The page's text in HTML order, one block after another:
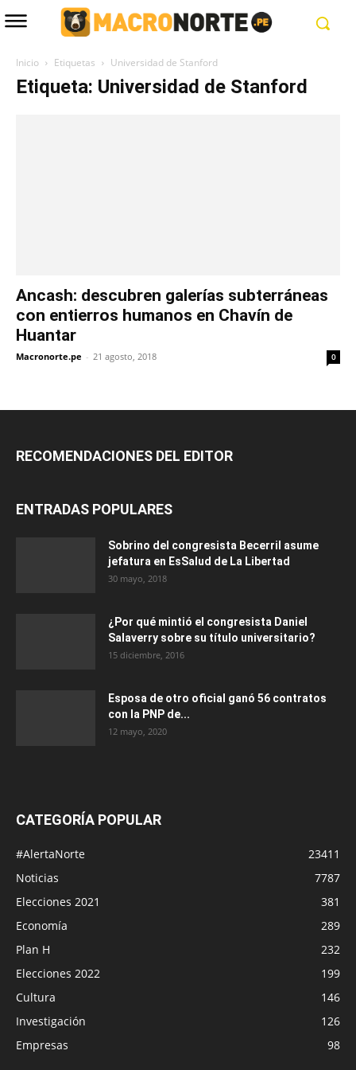
Inicio Etiquetas Universidad de Stanford
Etiqueta: Universidad de Stanford
Ancash: descubren galerías subterráneas
con entierros humanos en Chavín de
Huantar
Macronorte.pe - 21 agosto, 2018 0
RECOMENDACIONES DEL EDITOR
ENTRADAS POPULARES
Sobrino del congresista Becerril asume
jefatura en EsSalud de La Libertad
30 mayo, 2018
¿Por qué mintió el congresista Daniel
Salaverry sobre su título universitario?
15 diciembre, 2016
Esposa de otro oficial ganó 56 contratos
con la PNP de...
12 mayo, 2020
CATEGORÍA POPULAR
#AlertaNorte
23411
Noticias
7787
Elecciones 2021
381
Economía
289
Plan H
232
Elecciones 2022
199
Cultura
146
Investigación
126
Empresas
98